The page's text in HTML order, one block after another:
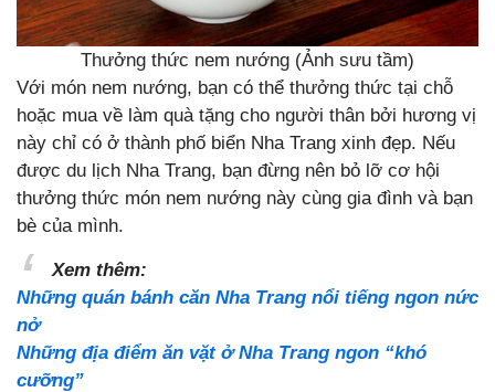
Thưởng thức nem nướng (Ảnh sưu tầm)
Với món nem nướng, bạn có thể thưởng thức tại chỗ
hoặc mua về làm quà tặng cho người thân bởi hương vị
này chỉ có ở thành phố biển Nha Trang xinh đẹp. Nếu
được du lịch Nha Trang, bạn đừng nên bỏ lỡ cơ hội
thưởng thức món nem nướng này cùng gia đình và bạn
bè của mình.
Xem thêm:
Những quán bánh căn Nha Trang nổi tiếng ngon nức
nở
Những địa điểm ăn vặt ở Nha Trang ngon “khó
cưỡng”